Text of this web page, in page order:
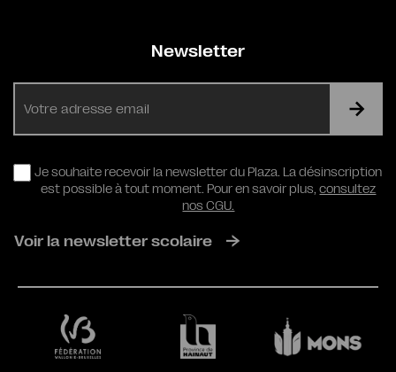
Newsletter
RGPD
Je souhaite recevoir la newsletter du Plaza. La désinscription
est possible à tout moment. Pour en savoir plus,consultez
nos CGU.
Voir la newsletter scolaire